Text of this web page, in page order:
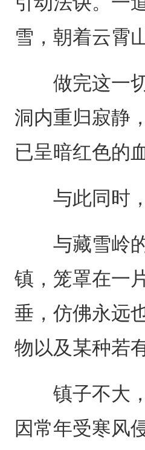
雪，朝着云霄
做完这一切
洞内重归寂静
已呈暗红色的
与此同时，
与藏雪岭的
镇，笼罩在一
垂，仿佛永远
物以及某种若
镇子不大，
因常年受寒风